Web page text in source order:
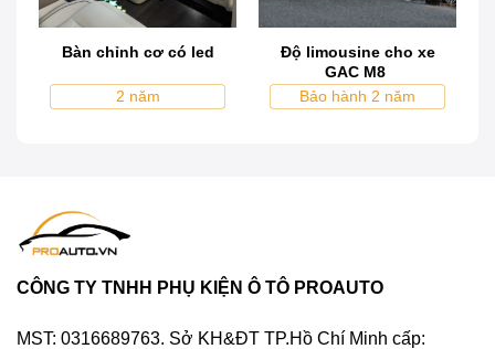
giản và tiện ích, nó mang đến cho người dùng một
không gian linh hoạt để làm việc từ xa và thưởng
thức bữa ăn trong xe một cách tiện lợi.
trường làm việc thuận tiện và tiện lợi ngay trong xe.
Bàn chỉnh cơ có led
2 năm
Độ limousine cho xe
GAC M8
Bảo hành 2 năm
CÔNG TY TNHH PHỤ KIỆN Ô TÔ PROAUTO
MST: 0316689763. Sở KH&ĐT TP.Hồ Chí Minh cấp: